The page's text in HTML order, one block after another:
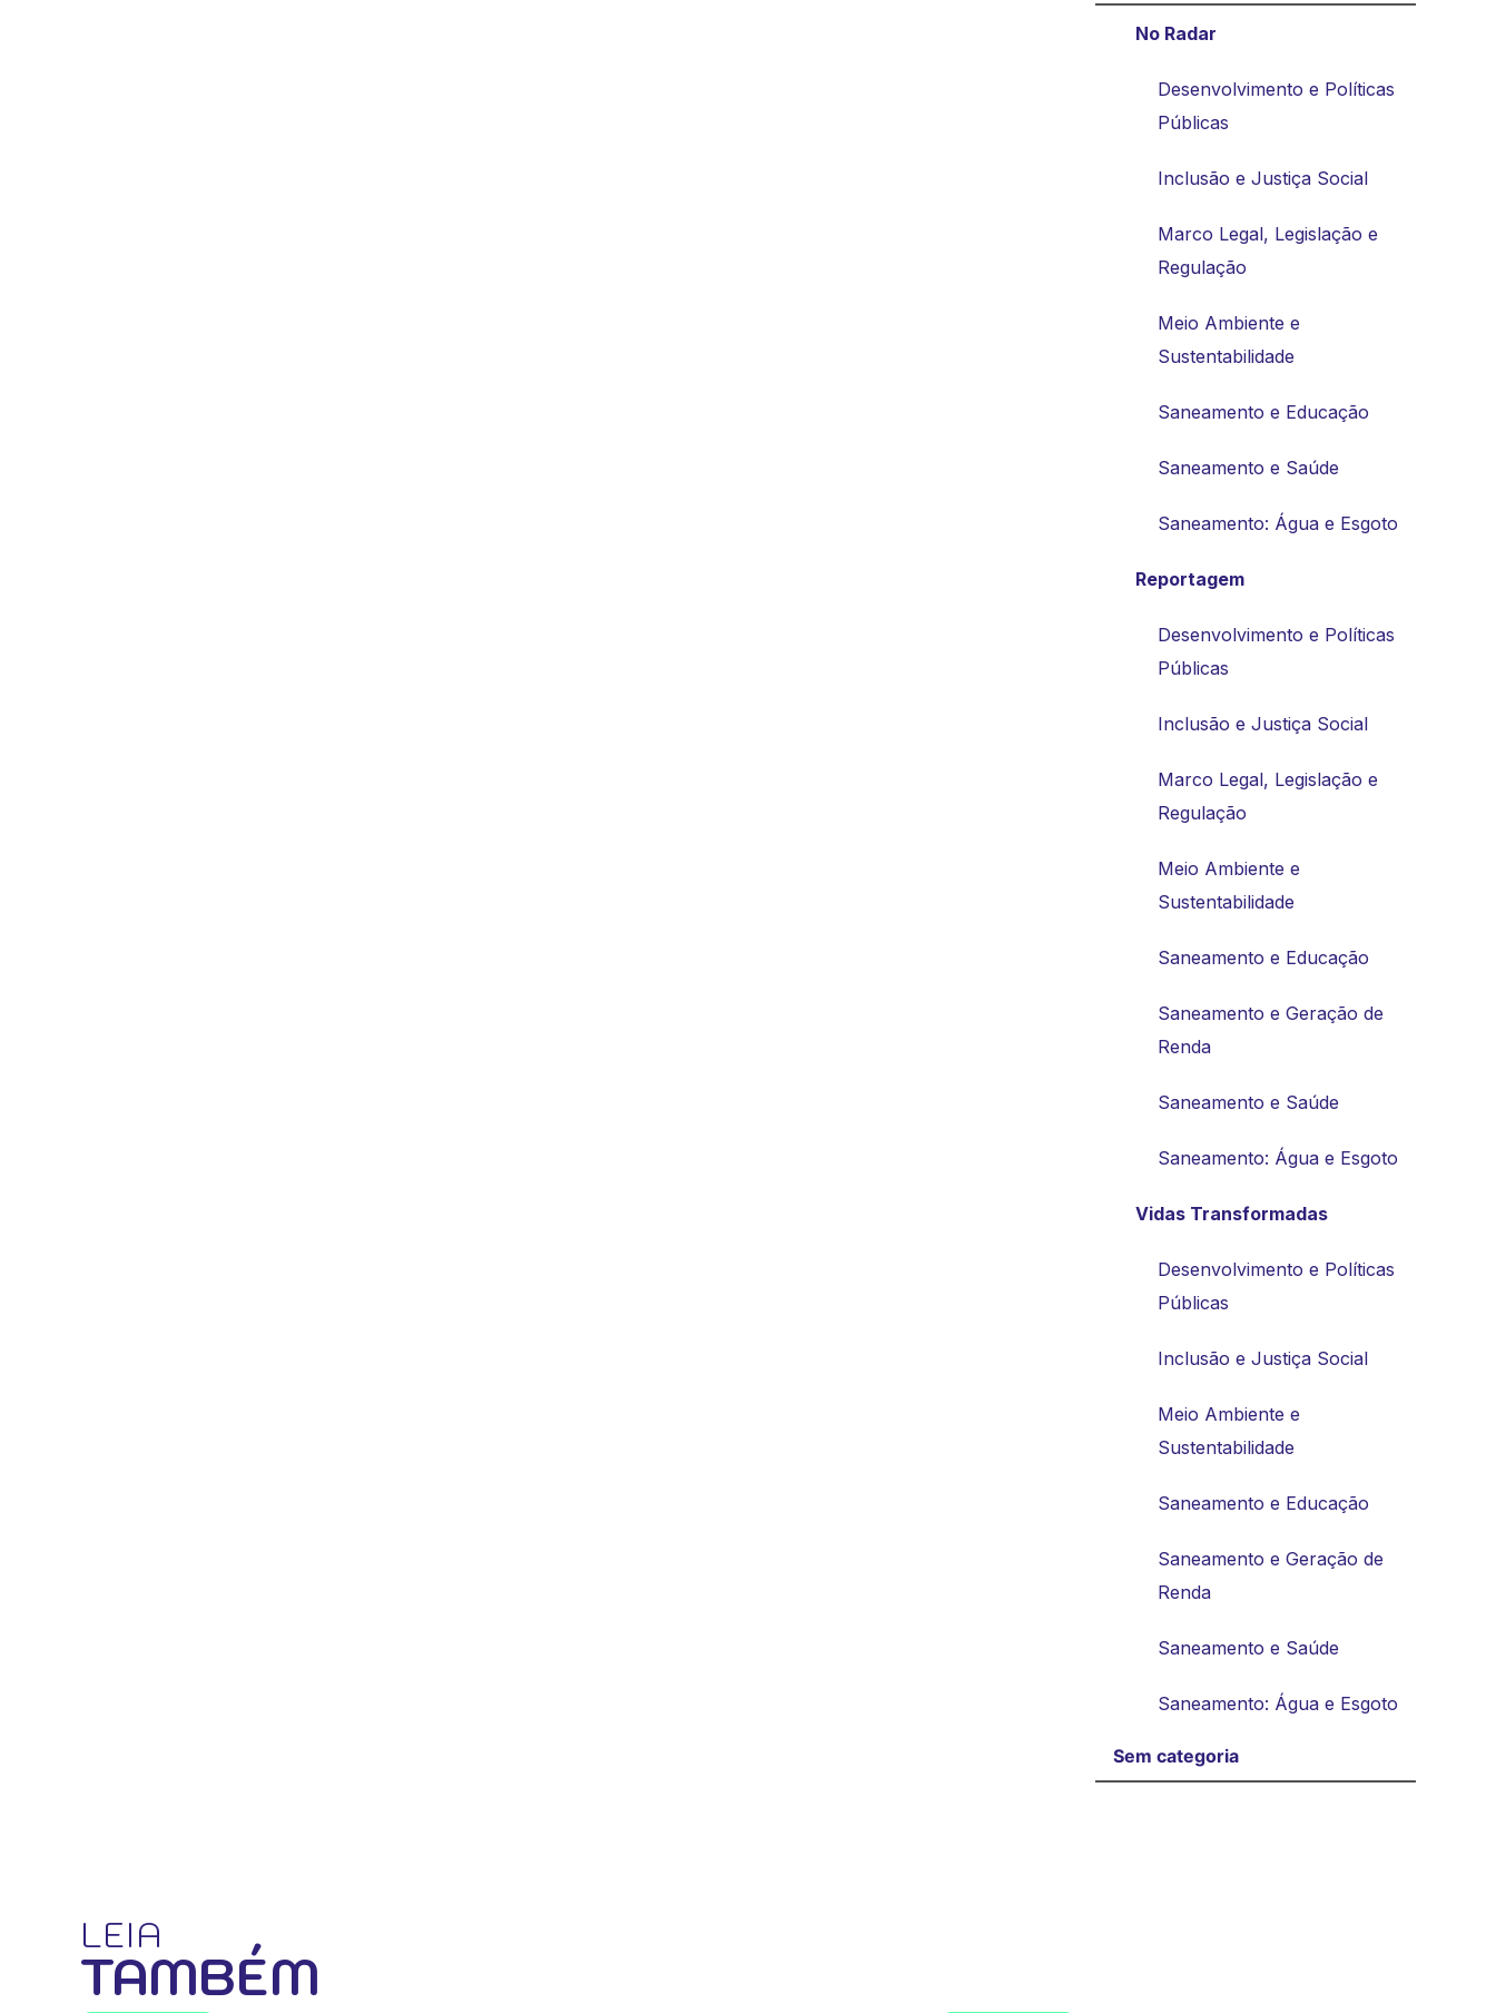
No Radar
Desenvolvimento e Políticas
Públicas
Inclusão e Justiça Social
Marco Legal, Legislação e
Regulação
Meio Ambiente e
Sustentabilidade
Saneamento e Educação
Saneamento e Saúde
Saneamento: Água e Esgoto
Reportagem
Desenvolvimento e Políticas
Públicas
Inclusão e Justiça Social
Marco Legal, Legislação e
Regulação
Meio Ambiente e
Sustentabilidade
Saneamento e Educação
Saneamento e Geração de
Renda
Saneamento e Saúde
Saneamento: Água e Esgoto
Vidas Transformadas
Desenvolvimento e Políticas
Públicas
Inclusão e Justiça Social
Meio Ambiente e
Sustentabilidade
Saneamento e Educação
Saneamento e Geração de
Renda
Saneamento e Saúde
Saneamento: Água e Esgoto
Sem categoria
LEIA
TAMBÉM